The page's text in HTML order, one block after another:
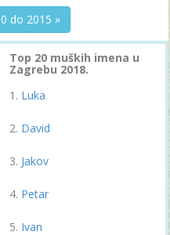
do 2015 »
Top 20 muških imena u
Zagrebu 2018.
Luka
David
Jakov
Petar
Ivan